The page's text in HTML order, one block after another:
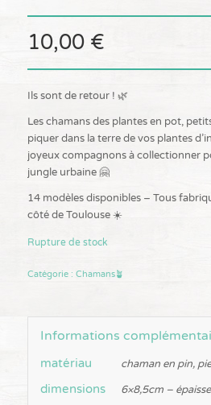
10,00 €
Ils sont de retour ! 🌿
Les chamans des plantes en pot,
piquer dans la terre de vos plantes
joyeux compagnons à collectionner
jungle urbaine 🤗
14 modèles disponibles – Tous
côté de Toulouse ☀️
Rupture de stock
Catégorie : Chamans🪴
Informations
matériau chaman en pin,
dimensions 6×8,5cm –